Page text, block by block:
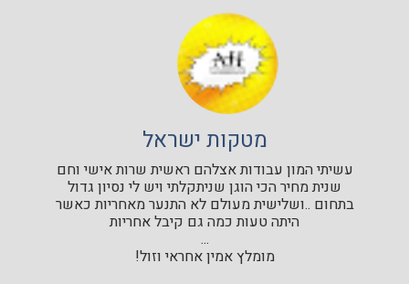
מטקות ישראל
עשיתי המון עבודות אצלהם ראשית שרות אישי וחם
שנית מחיר הכי הוגן שניתקלתי ויש לי נסיון גדול
בתחום ..ושלישית מעולם לא התנער מאחריות כאשר
היתה טעות כמה גם קיבל אחריות
...
מומלץ אמין אחראי וזול!